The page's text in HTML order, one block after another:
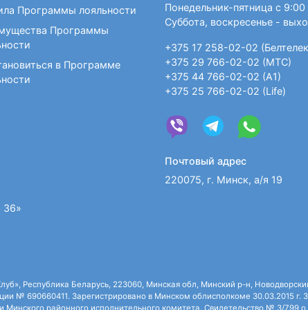
Программы лояльности
Программы
в Программе
Понедельник-пятница с
Суббота, воскресенье -
+375 17 258-02-02
+375 29 766-02-02 (МТС)
+375 44 766-02-02 (А1)
+375 25 766-02-02 (Life)
Почтовый адрес
220075, г. Минск, а/я 19
36»
Республика Беларусь, 223060, Минская обл, Минский р-н,
№ 690660411. Зарегистрировано в Минском облисполкоме 30.03.2015 г.
районного исполнительного комитета. Свидетельство № 3/799 о